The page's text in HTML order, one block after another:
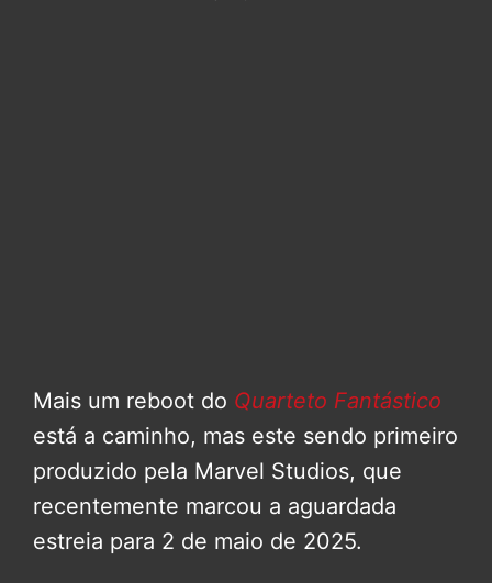
Mais um reboot do Quarteto Fantástico
está a caminho, mas este sendo primeiro
produzido pela Marvel Studios, que
recentemente marcou a aguardada
estreia para 2 de maio de 2025.